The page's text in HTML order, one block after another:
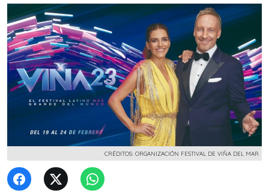
CRÉDITOS: ORGANIZACIÓN FESTIVAL DE VIÑA DEL MAR